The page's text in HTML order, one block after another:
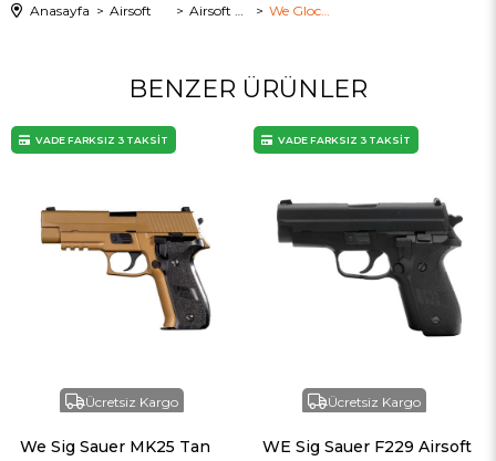
Anasayfa Airsoft
BENZER ÜRÜNLER
Ücretsiz Kargo
We Sig Sauer MK25 Tan
VADE FARKSIZ 3 TAKSİT
Ücretsiz Kargo
WE Sig Sauer F229 Airsoft
VADE FARKSIZ 3 TAKSİT